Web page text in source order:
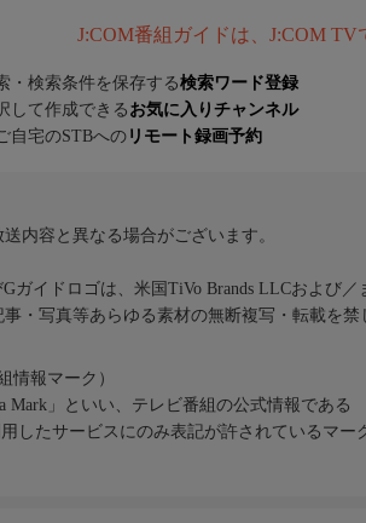
J:COM番組ガイドは、J:COM
・検索条件を保存する検索ワード登録
して作成できる お気に入りチャンネル
自宅のSTBへの リモート録画予約
内容と異なる場合がございます。
ガイドロゴは、米国TiVo Brands LLCおよび
・写真等あらゆる素材の無断複写・転載を禁
情報マーク）
Mark」といい、テレビ番組の公式情報である
したサービスにのみ表記が許されているマー